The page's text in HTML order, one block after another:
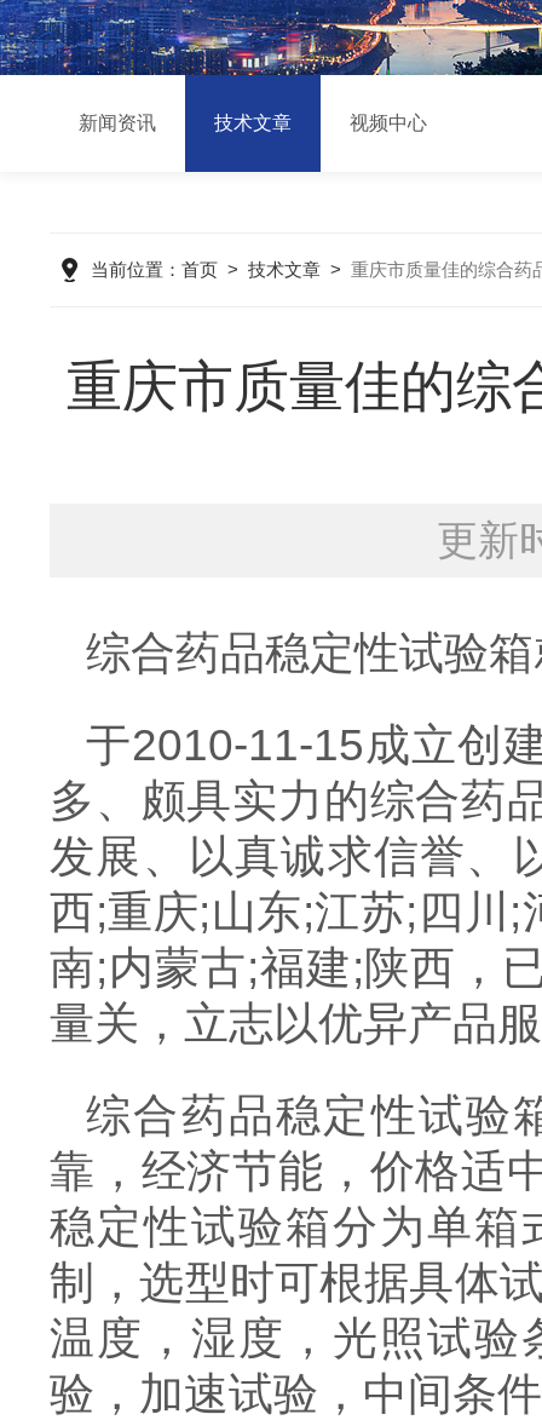
新闻资讯 技术文章 视频中心
当前位置： 首页> 技术文章> 重庆市质量佳的综合药
重庆市质量佳的综
更新
综合药品稳定性试验
于2010-11-15成立创
多、颇具实力的综合药
发展、以真诚求信誉、
西;重庆;山东;江苏;四川
南;内蒙古;福建;陕西，
量关，立志以优异产品
综合药品稳定性试验
靠，经济节能，价格适
稳定性试验箱分为单箱
制，选型时可根据具体
温度，湿度，光照试验
验，加速试验，中间条